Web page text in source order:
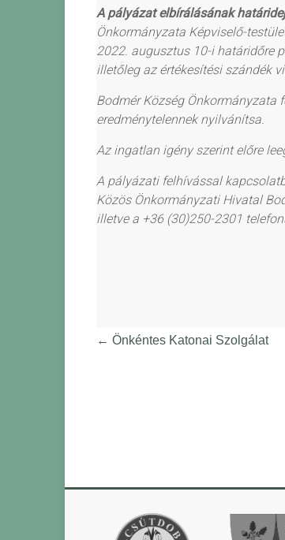
A pályázat elbírálásának
Önkormányzata Képviselő-
2022. augusztus 10-i határidőre
illetőleg az értékesítési szándék
Bodmér Község
eredménytelennek nyilvánítsa.
Az ingatlan igény szerint előre
A pályázati felhívással
Közös Önkormányzati Hivatal
illetve a +36 (30)250-2301
← Önkéntes Katonai Szolgálat